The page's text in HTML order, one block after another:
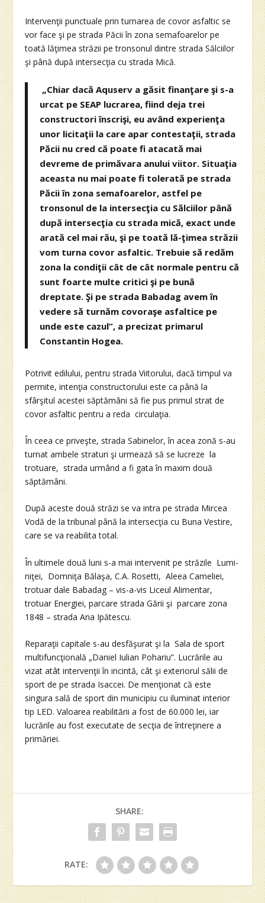
Intervenţii punctuale prin turnarea de covor asfaltic se
vor face şi pe strada Păcii în zona semafoarelor pe
toată lăţimea străzii pe tronsonul dintre strada Sălciilor
şi până după intersecţia cu strada Mică.
„Chiar dacă Aquserv a găsit finanţare şi s-a
urcat pe SEAP lucrarea, fiind deja trei
constructori înscrişi, eu având experienţa
unor licitaţii la care apar contestaţii, strada
Păcii nu cred că poate fi atacată mai
devreme de primăvara anului viitor. Situaţia
aceasta nu mai poate fi tolerată pe strada
Păcii în zona semafoarelor, astfel pe
tronsonul de la intersecţia cu Sălciilor până
după intersecţia cu strada mică, exact unde
arată cel mai rău, şi pe toată lă-ţimea străzii
vom turna covor asfaltic. Trebuie să redăm
zona la condiţii cât de cât normale pentru că
sunt foarte multe critici şi pe bună
dreptate. Şi pe strada Babadag avem în
vedere să turnăm covoraşe asfaltice pe
unde este cazul”, a precizat primarul
Constantin Hogea.
Potrivit edilului, pentru strada Viitorului, dacă timpul va
permite, intenţia constructorului este ca până la
sfârşitul acestei săptămâni să fie pus primul strat de
covor asfaltic pentru a reda circulaţia.
În ceea ce priveşte, strada Sabinelor, în acea zonă s-au
turnat ambele straturi şi urmează să se lucreze la
trotuare, strada urmând a fi gata în maxim două
săptămâni.
După aceste două străzi se va intra pe strada Mircea
Vodă de la tribunal până la intersecţia cu Buna Vestire,
care se va reabilita total.
În ultimele două luni s-a mai intervenit pe străzile Lumi-
niţei, Domniţa Bălaşa, C.A. Rosetti, Aleea Cameliei,
trotuar dale Babadag – vis-a-vis Liceul Alimentar,
trotuar Energiei, parcare strada Gării şi parcare zona
1848 – strada Ana Ipătescu.
Reparaţii capitale s-au desfăşurat şi la Sala de sport
multifuncţională „Daniel Iulian Pohariu”. Lucrările au
vizat atât intervenţii în incintă, cât şi exteriorul sălii de
sport de pe strada Isaccei. De menţionat că este
singura sală de sport din municipiu cu iluminat interior
tip LED. Valoarea reabilitării a fost de 60.000 lei, iar
lucrările au fost executate de secţia de întreţinere a
primăriei.
SHARE:
RATE: